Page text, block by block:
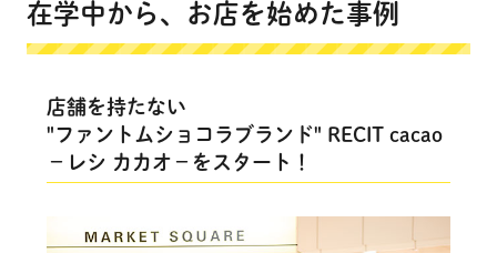
在学中から、お店を始めた事例
店舗を持たない
"ファントムショコラブランド" RECIT cacao
－レシ カカオ－をスタート！